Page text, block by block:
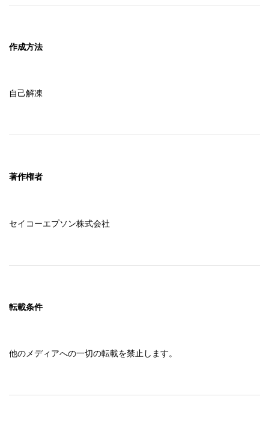
作成方法
自己解凍
著作権者
セイコーエプソン株式会社
転載条件
他のメディアへの一切の転載を禁止します。